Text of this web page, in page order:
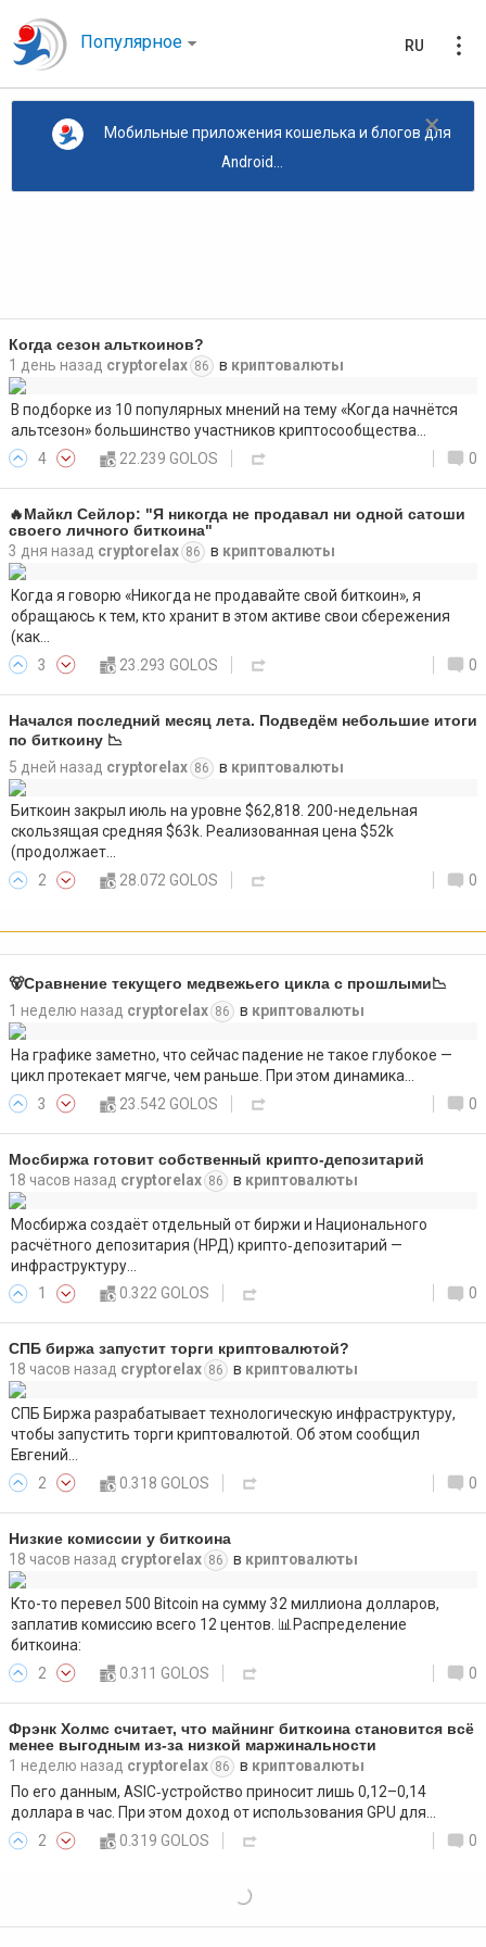
Популярное RU
×
Мобильные приложения кошелька и блогов для
Android...
Когда сезон альткоинов?
1 день назад cryptorelax 86 в криптовалюты
В подборке из 10 популярных мнений на тему «Когда начнётся
альтсезон» большинство участников криптосообщества…
4
22.239 GOLOS 0
🔥Майкл Сейлор: "Я никогда не продавал ни одной сатоши
своего личного биткоина"
3 дня назад cryptorelax 86 в криптовалюты
Когда я говорю «Никогда не продавайте свой биткоин», я
обращаюсь к тем, кто хранит в этом активе свои сбережения
(как…
3
23.293 GOLOS 0
Начался последний месяц лета. Подведём небольшие итоги
по биткоину 📉
5 дней назад cryptorelax 86 в криптовалюты
Биткоин закрыл июль на уровне $62,818. 200-недельная
скользящая средняя $63k. Реализованная цена $52k
(продолжает…
2
28.072 GOLOS 0
🐻Сравнение текущего медвежьего цикла с прошлыми📉
1 неделю назад cryptorelax 86 в криптовалюты
На графике заметно, что сейчас падение не такое глубокое —
цикл протекает мягче, чем раньше. При этом динамика…
3
23.542 GOLOS 0
Мосбиржа готовит собственный крипто-депозитарий
18 часов назад cryptorelax 86 в криптовалюты
Мосбиржа создаёт отдельный от биржи и Национального
расчётного депозитария (НРД) крипто‑депозитарий —
инфраструктуру…
1
0.322 GOLOS 0
СПБ биржа запустит торги криптовалютой?
18 часов назад cryptorelax 86 в криптовалюты
СПБ Биржа разрабатывает технологическую инфраструктуру,
чтобы запустить торги криптовалютой. Об этом сообщил
Евгений…
2
0.318 GOLOS 0
Низкие комиссии у биткоина
18 часов назад cryptorelax 86 в криптовалюты
Кто-то перевел 500 Bitcoin на сумму 32 миллиона долларов,
заплатив комиссию всего 12 центов. 📊Распределение
биткоина:
2
0.311 GOLOS 0
Фрэнк Холмс считает, что майнинг биткоина становится всё
менее выгодным из‑за низкой маржинальности
1 неделю назад cryptorelax 86 в криптовалюты
По его данным, ASIC‑устройство приносит лишь 0,12–0,14
доллара в час. При этом доход от использования GPU для…
2
0.319 GOLOS 0